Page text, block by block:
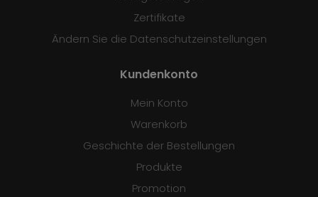
Zertifikate
Ändern Sie die Datenschutzeinstellungen
Kundenkonto
Mein Konto
Warenkorb
Geschichte der Bestellungen
Produkte
Promotion